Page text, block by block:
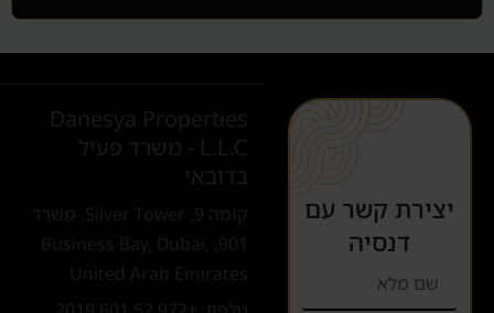
יצירת קשר עם
דנסיה
Danesya Properties
L.L.C - משרד פעיל
בדובאי
קומה 9, Silver Tower, משרד
901, Business Bay, Dubai,
United Arab Emirates